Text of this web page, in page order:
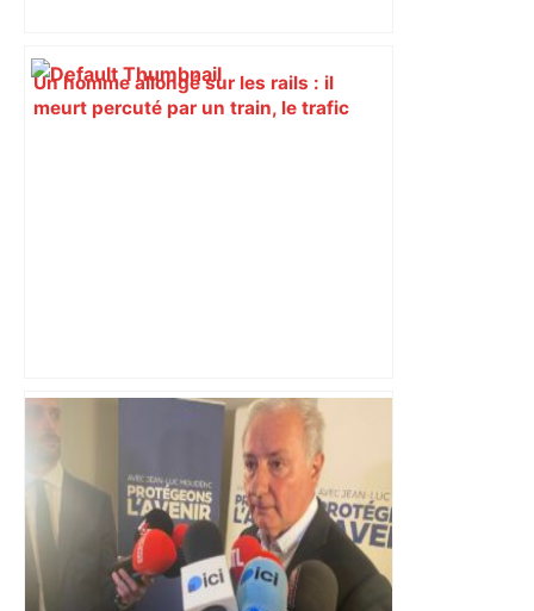
Un homme allongé sur les rails : il
meurt percuté par un train, le trafic
Capilla en bleu ciel pour combien de
temps encore ? Toulouse et l'UBB aux
aguets – Rugbynistere